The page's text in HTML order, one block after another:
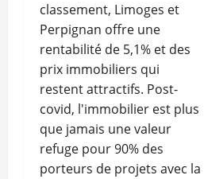
classement, Limoges et
Perpignan offre une
rentabilité de 5,1% et des
prix immobiliers qui
restent attractifs. Post-
covid, l'immobilier est plus
que jamais une valeur
refuge pour 90% des
porteurs de projets avec la